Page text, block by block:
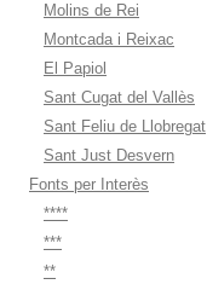
Molins de Rei
Montcada i Reixac
El Papiol
Sant Cugat del Vallès
Sant Feliu de Llobregat
Sant Just Desvern
Fonts per Interès
****
***
**